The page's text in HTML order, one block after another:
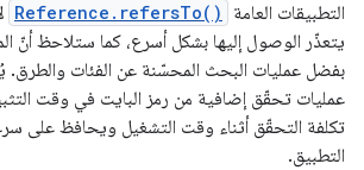
التطبيقات العامة
Reference.refersTo()
يتعذّر الوصول إليها بشكل أسرع، كما ستلاحظ أنّ
عمليات تحقّق إضافية من رمز البايت في وقت
تكلفة التحقّق أثناء وقت التشغيل ويحافظ على
التطبيق.